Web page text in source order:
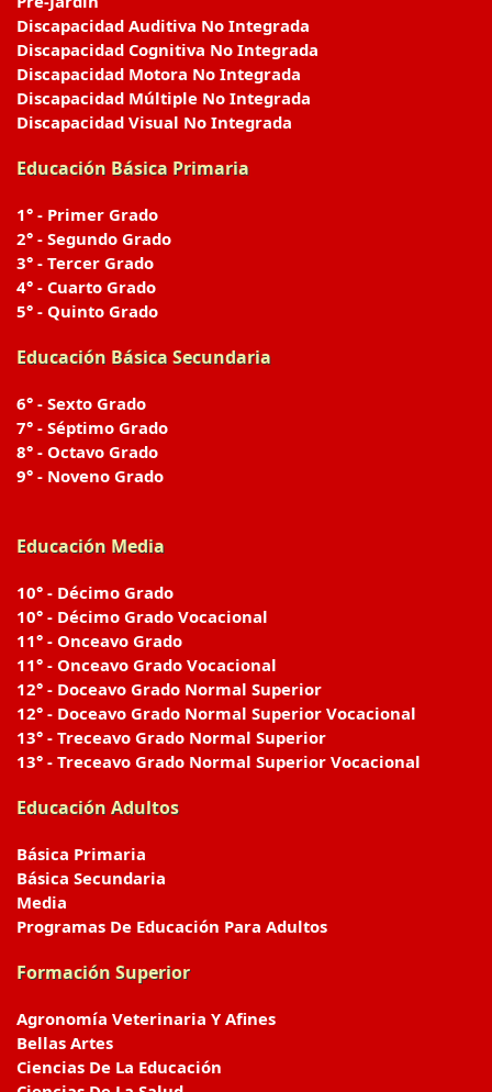
Discapacidad Auditiva No Integrada
Discapacidad Cognitiva No Integrada
Discapacidad Motora No Integrada
Discapacidad Múltiple No Integrada
Discapacidad Visual No Integrada
Educación Básica Primaria
1° - Primer Grado
2° - Segundo Grado
3° - Tercer Grado
4° - Cuarto Grado
5° - Quinto Grado
Educación Básica Secundaria
6° - Sexto Grado
7° - Séptimo Grado
8° - Octavo Grado
9° - Noveno Grado
Educación Media
10° - Décimo Grado
10° - Décimo Grado Vocacional
11° - Onceavo Grado
11° - Onceavo Grado Vocacional
12° - Doceavo Grado Normal Superior
12° - Doceavo Grado Normal Superior Vocacional
13° - Treceavo Grado Normal Superior
13° - Treceavo Grado Normal Superior Vocacional
Educación Adultos
Básica Primaria
Básica Secundaria
Media
Programas De Educación Para Adultos
Formación Superior
Agronomía Veterinaria Y Afines
Bellas Artes
Ciencias De La Educación